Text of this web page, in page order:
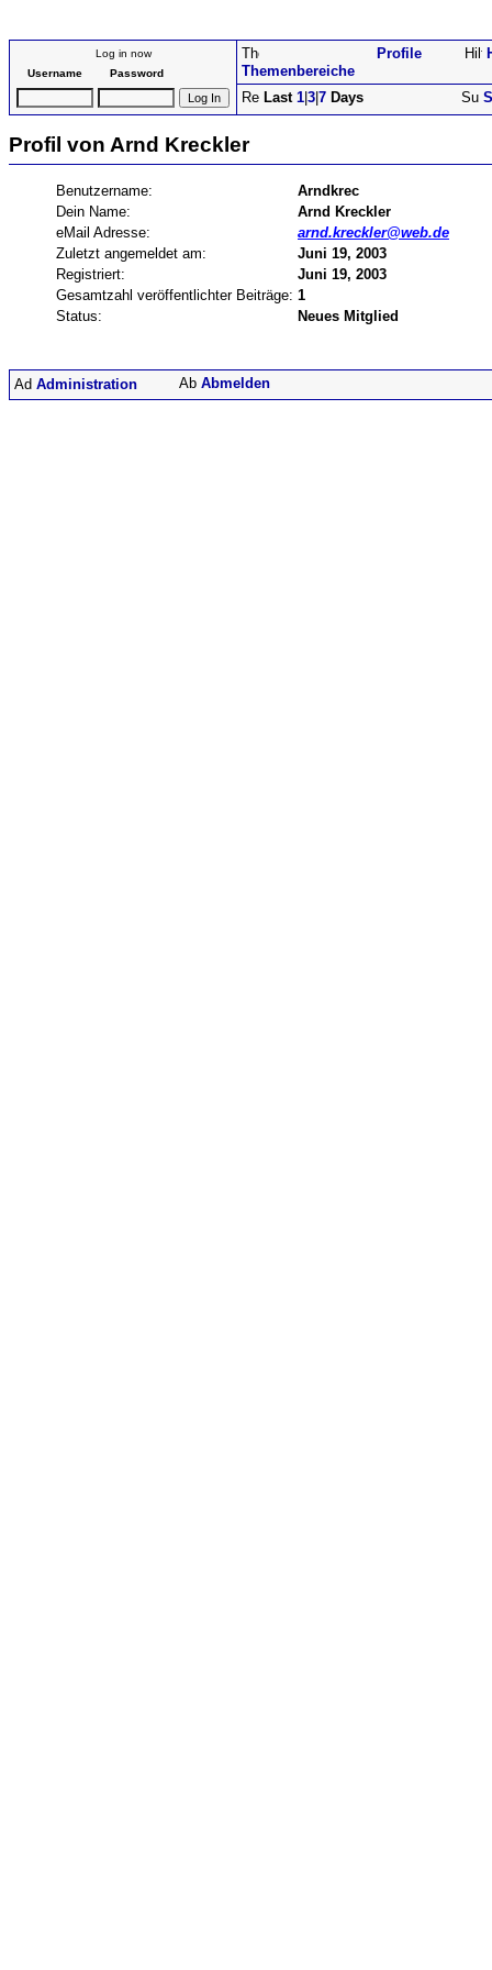
Log in now
Username
Password Themenbereiche
Profile
Last 1 3 7 Days
Profil von Arnd Kreckler
Benutzername:
Arndkrec
Dein Name:
Arnd Kreckler
eMail Adresse:
arnd.kreckler@web.de
Zuletzt angemeldet am:
Juni 19, 2003
Registriert:
Juni 19, 2003
Gesamtzahl veröffentlichter Beiträge: 1
Status:
Neues Mitglied
Administration Abmelden